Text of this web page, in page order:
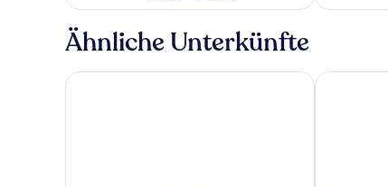
Ähnliche Unterkünfte
ApartPark by Baltic Home